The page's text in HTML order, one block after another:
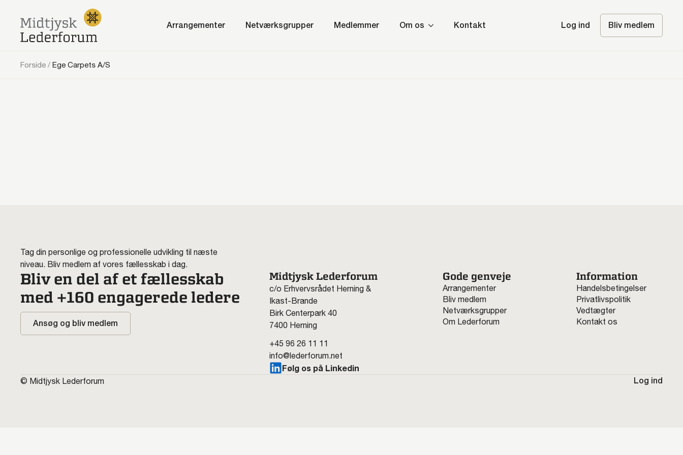
Arrangementer Netværksgrupper Medlemmer Om os Kontakt Log ind Bliv medlem
Forside / Ege Carpets A/S
Tag din personlige og professionelle udvikling til næste
niveau. Bliv medlem af vores fællesskab i dag.
Bliv en del af et fællesskab
med +160 engagerede ledere
Ansøg og bliv medlem
Midtjysk Lederforum
c/o Erhvervsrådet Herning &
Ikast-Brande
Birk Centerpark 40
7400 Herning
+45 96 26 11 11
info@lederforum.net
Følg os på Linkedin
Gode genveje
Arrangementer
Bliv medlem
Netværksgrupper
Om Lederforum
Information
Handelsbetingelser
Privatlivspolitik
Vedtægter
Kontakt os
© Midtjysk Lederforum Log ind